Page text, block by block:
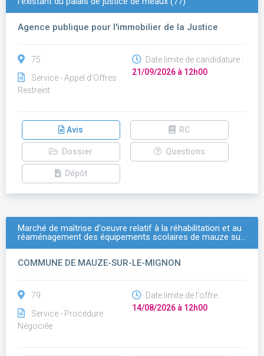
Agence publique pour l'immobilier de la Justice
75
Service - Appel d'Offres
Restreint
Date limite de candidature :
21/09/2026 à 12h00
Avis RC
Dossier Questions
Dépôt
Marché de maîtrise d'oeuvre relatif à la réhabilitation et au
réaménagement des équipements scolaires de mauze su…
COMMUNE DE MAUZE-SUR-LE-MIGNON
79
Service - Procédure
Négociée
Date limite de l'offre :
14/08/2026 à 12h00